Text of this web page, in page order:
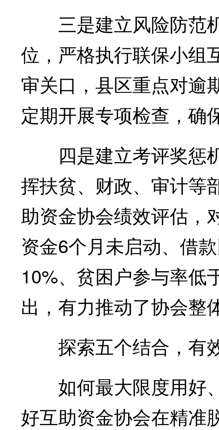
三是建立风险防范
位，严格执行联保小组
审关口，县区重点对逾
定期开展专项检查，确
四是建立考评奖惩
挥扶贫、财政、审计等
助资金协会绩效评估，
资金6个月未启动、借
10%、贫困户参与率低
出，有力推动了协会整
探索五个结合，有效
如何最大限度用好
好互助资金协会在精准